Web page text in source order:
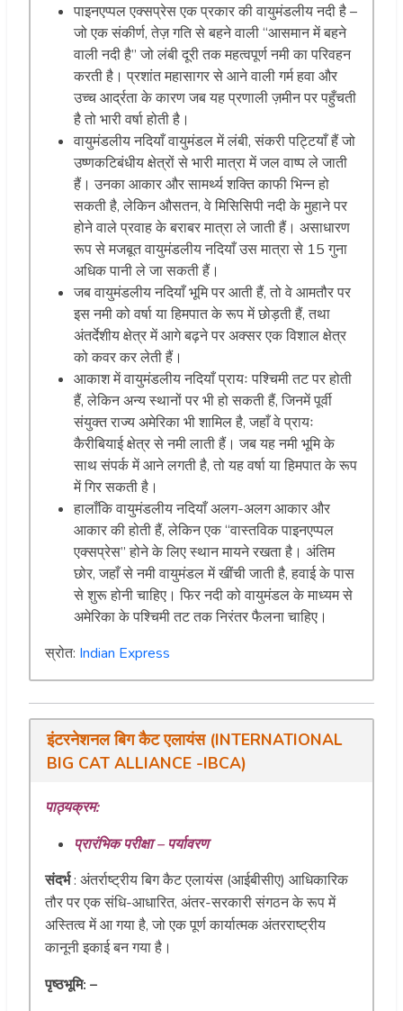
पाइनएप्पल एक्सप्रेस एक प्रकार की वायुमंडलीय नदी है –
जो एक संकीर्ण, तेज़ गति से बहने वाली “आसमान में बहने
वाली नदी है” जो लंबी दूरी तक महत्वपूर्ण नमी का परिवहन
करती है। प्रशांत महासागर से आने वाली गर्म हवा और
उच्च आर्द्रता के कारण जब यह प्रणाली ज़मीन पर पहुँचती
है तो भारी वर्षा होती है।
वायुमंडलीय नदियाँ वायुमंडल में लंबी, संकरी पट्टियाँ हैं जो
उष्णकटिबंधीय क्षेत्रों से भारी मात्रा में जल वाष्प ले जाती
हैं। उनका आकार और सामर्थ्य शक्ति काफी भिन्न हो
सकती है, लेकिन औसतन, वे मिसिसिपी नदी के मुहाने पर
होने वाले प्रवाह के बराबर मात्रा ले जाती हैं। असाधारण
रूप से मजबूत वायुमंडलीय नदियाँ उस मात्रा से 15 गुना
अधिक पानी ले जा सकती हैं।
जब वायुमंडलीय नदियाँ भूमि पर आती हैं, तो वे आमतौर पर
इस नमी को वर्षा या हिमपात के रूप में छोड़ती हैं, तथा
अंतर्देशीय क्षेत्र में आगे बढ़ने पर अक्सर एक विशाल क्षेत्र
को कवर कर लेती हैं।
आकाश में वायुमंडलीय नदियाँ प्रायः पश्चिमी तट पर होती
हैं, लेकिन अन्य स्थानों पर भी हो सकती हैं, जिनमें पूर्वी
संयुक्त राज्य अमेरिका भी शामिल है, जहाँ वे प्रायः
कैरीबियाई क्षेत्र से नमी लाती हैं। जब यह नमी भूमि के
साथ संपर्क में आने लगती है, तो यह वर्षा या हिमपात के रूप
में गिर सकती है।
हालाँकि वायुमंडलीय नदियाँ अलग-अलग आकार और
आकार की होती हैं, लेकिन एक “वास्तविक पाइनएप्पल
एक्सप्रेस” होने के लिए स्थान मायने रखता है। अंतिम
छोर, जहाँ से नमी वायुमंडल में खींची जाती है, हवाई के पास
से शुरू होनी चाहिए। फिर नदी को वायुमंडल के माध्यम से
अमेरिका के पश्चिमी तट तक निरंतर फैलना चाहिए।
स्रोत: Indian Express
इंटरनेशनल बिग कैट एलायंस (INTERNATIONAL
BIG CAT ALLIANCE -IBCA)
पाठ्यक्रम:
प्रारंभिक परीक्षा – पर्यावरण
संदर्भ: अंतर्राष्ट्रीय बिग कैट एलायंस (आईबीसीए) आधिकारिक
तौर पर एक संधि-आधारित, अंतर-सरकारी संगठन के रूप में
अस्तित्व में आ गया है, जो एक पूर्ण कार्यात्मक अंतरराष्ट्रीय
कानूनी इकाई बन गया है।
पृष्ठभूमि: –